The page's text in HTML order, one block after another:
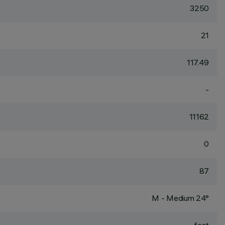
3250
21
117.49
-
11162
0
87
M - Medium 24°